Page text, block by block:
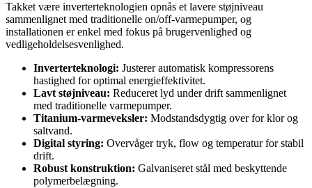
Takket være inverterteknologien opnås et lavere støjniveau
sammenlignet med traditionelle on/off-varmepumper, og
installationen er enkel med fokus på brugervenlighed og
vedligeholdelsesvenlighed.
Inverterteknologi: Justerer automatisk kompressorens
hastighed for optimal energieffektivitet.
Lavt støjniveau: Reduceret lyd under drift sammenlignet
med traditionelle varmepumper.
Titanium-varmeveksler: Modstandsdygtig over for klor og
saltvand.
Digital styring: Overvåger tryk, flow og temperatur for stabil
drift.
Robust konstruktion: Galvaniseret stål med beskyttende
polymerbelægning.